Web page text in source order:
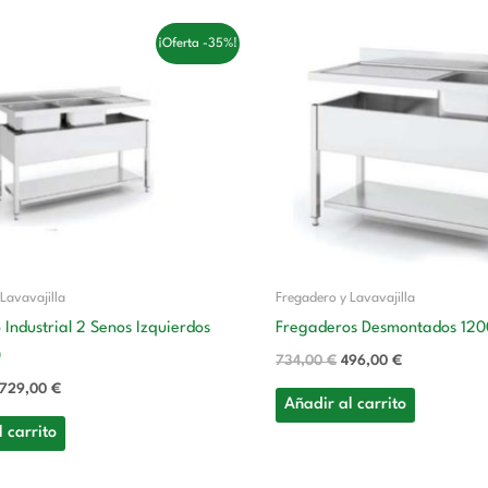
¡Oferta -35%!
Lavavajilla
Industrial 2 Senos Izquierdos
1.127,00 €.
729,00€
es:
729,00 €.
carrito
Fregadero y Lavavajilla
Fregaderos Desmontados
734,00€
precio
original
era:
734,00 €.
496,00€
precio
actual
es:
496,00 €.
Añadir al carrito